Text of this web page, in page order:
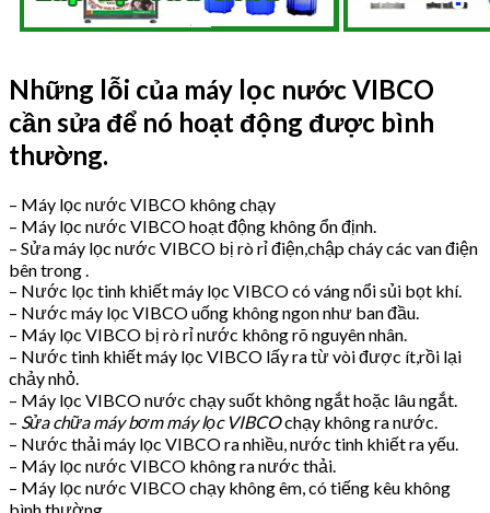
Những lỗi của máy lọc nước VIBCO
cần sửa để nó hoạt động được bình
thường.
– Máy lọc nước VIBCO không chạy
– Máy lọc nước VIBCO hoạt động không ổn định.
– Sửa máy lọc nước VIBCO bị rò rỉ điện,chập cháy các van điện
bên trong .
– Nước lọc tinh khiết máy lọc VIBCO có váng nổi sủi bọt khí.
– Nước máy lọc VIBCO uống không ngon như ban đầu.
– Máy lọc VIBCO bị rò rỉ nước không rõ nguyên nhân.
– Nước tinh khiết máy lọc VIBCO lấy ra từ vòi được ít,rồi lại
chảy nhỏ.
– Máy lọc VIBCO nước chạy suốt không ngắt hoặc lâu ngắt.
– Sửa chữa máy bơm máy lọc VIBCOchạy không ra nước.
– Nước thải máy lọc VIBCO ra nhiều, nước tinh khiết ra yếu.
– Máy lọc nước VIBCO không ra nước thải.
– Máy lọc nước VIBCO chạy không êm, có tiếng kêu không